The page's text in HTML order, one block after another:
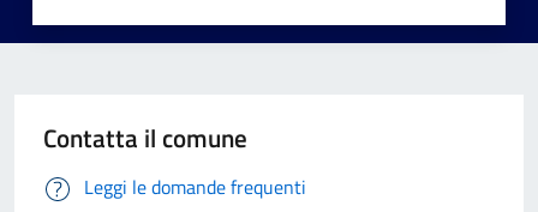
Contatta il comune
Leggi le domande frequenti